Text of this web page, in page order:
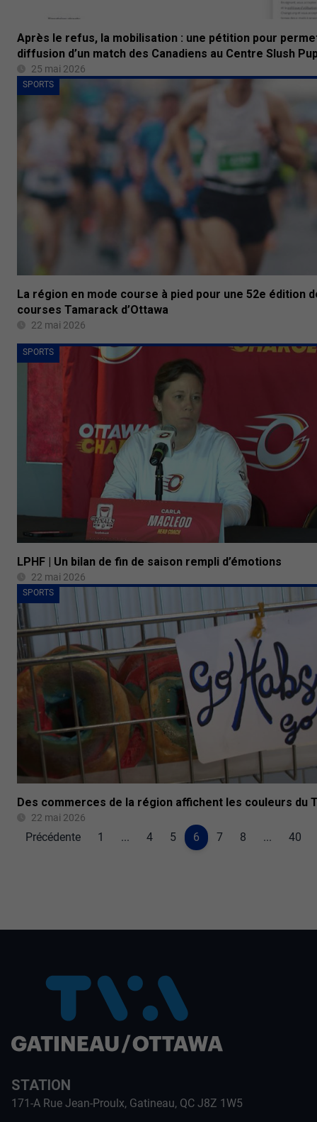
Après le refus, la mobilisation : une pétition pour
diffusion d’un match des Canadiens au Centre Slush
25 mai 2026
SPORTS
La région en mode course à pied pour une 52e édition
courses Tamarack d’Ottawa
22 mai 2026
SPORTS
LPHF | Un bilan de fin de saison rempli d’émotions
22 mai 2026
SPORTS
Des commerces de la région affichent les couleurs du
22 mai 2026
Précédente 1 ... 4 5 6 7 8 ... 40
STATION
171-A Rue Jean-Proulx, Gatineau, QC J8Z 1W5